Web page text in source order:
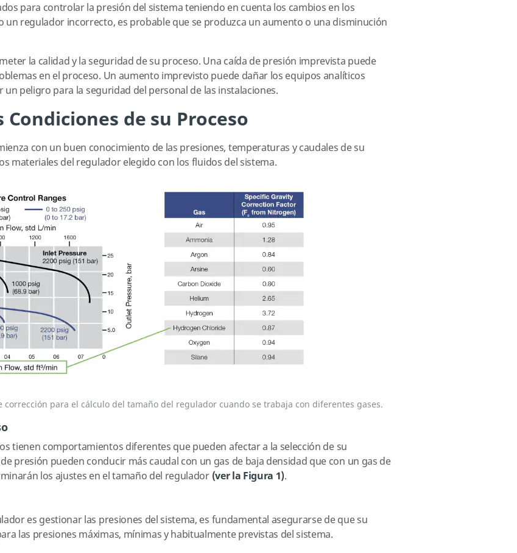
para controlar la presión del sistema teniendo en cuenta los cambios en los
un regulador incorrecto, es probable que se produzca un aumento o una disminución
la calidad y la seguridad de su proceso. Una caída de presión imprevista puede
en el proceso. Un aumento imprevisto puede dañar los equipos analíticos
un peligro para la seguridad del personal de las instalaciones.
Condiciones de su Proceso
con un buen conocimiento de las presiones, temperaturas y caudales de su
materiales del regulador elegido con los fluidos del sistema.
corrección para el cálculo del tamaño del regulador cuando se trabaja con diferentes gases.
tienen comportamientos diferentes que pueden afectar a la selección de su
presión pueden conducir más caudal con un gas de baja densidad que con un gas de
los ajustes en el tamaño del regulador (ver la Figura 1).
es gestionar las presiones del sistema, es fundamental asegurarse de que su
las presiones máximas, mínimas y habitualmente previstas del sistema.